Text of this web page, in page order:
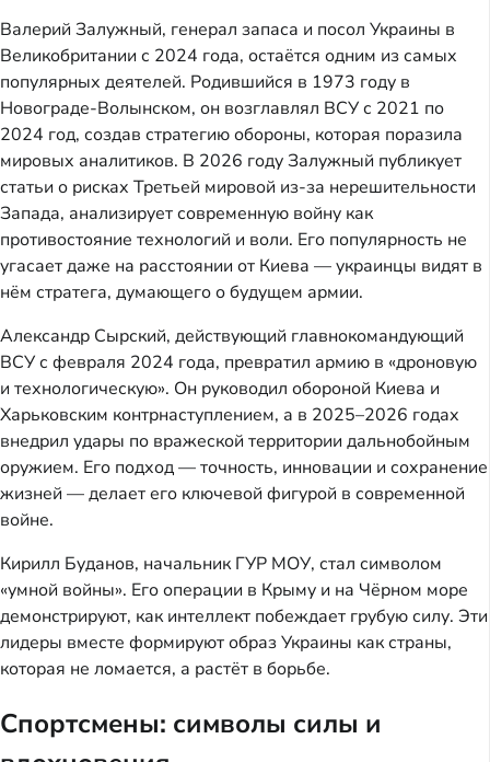
Валерий Залужный, генерал запаса и посол Украины в
Великобритании с 2024 года, остаётся одним из самых
популярных деятелей. Родившийся в 1973 году в
Новограде-Волынском, он возглавлял ВСУ с 2021 по
2024 год, создав стратегию обороны, которая поразила
мировых аналитиков. В 2026 году Залужный публикует
статьи о рисках Третьей мировой из-за нерешительности
Запада, анализирует современную войну как
противостояние технологий и воли. Его популярность не
угасает даже на расстоянии от Киева — украинцы видят в
нём стратега, думающего о будущем армии.
Александр Сырский, действующий главнокомандующий
ВСУ с февраля 2024 года, превратил армию в «дроновую
и технологическую». Он руководил обороной Киева и
Харьковским контрнаступлением, а в 2025–2026 годах
внедрил удары по вражеской территории дальнобойным
оружием. Его подход — точность, инновации и сохранение
жизней — делает его ключевой фигурой в современной
войне.
Кирилл Буданов, начальник ГУР МОУ, стал символом
«умной войны». Его операции в Крыму и на Чёрном море
демонстрируют, как интеллект побеждает грубую силу. Эти
лидеры вместе формируют образ Украины как страны,
которая не ломается, а растёт в борьбе.
Спортсмены: символы силы и